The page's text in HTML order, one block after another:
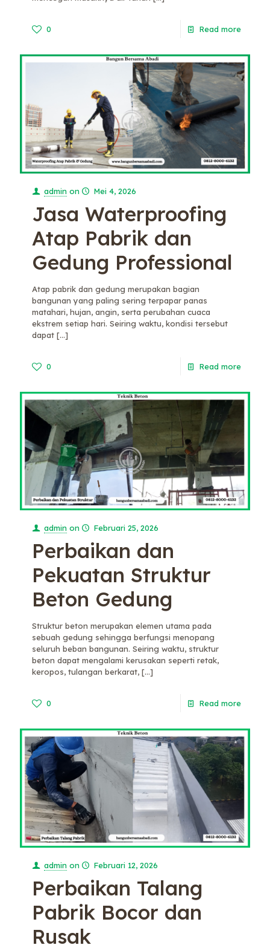
0 Read more
admin on Mei 4, 2026
Jasa Waterproofing
Atap Pabrik dan
Gedung Professional
Atap pabrik dan gedung merupakan bagian
bangunan yang paling sering terpapar panas
matahari, hujan, angin, serta perubahan cuaca
ekstrem setiap hari. Seiring waktu, kondisi tersebut
dapat […]
0 Read more
admin on Februari 25, 2026
Perbaikan dan
Pekuatan Struktur
Beton Gedung
Struktur beton merupakan elemen utama pada
sebuah gedung sehingga berfungsi menopang
seluruh beban bangunan. Seiring waktu, struktur
beton dapat mengalami kerusakan seperti retak,
keropos, tulangan berkarat, […]
0 Read more
admin on Februari 12, 2026
Perbaikan Talang
Pabrik Bocor dan
Rusak